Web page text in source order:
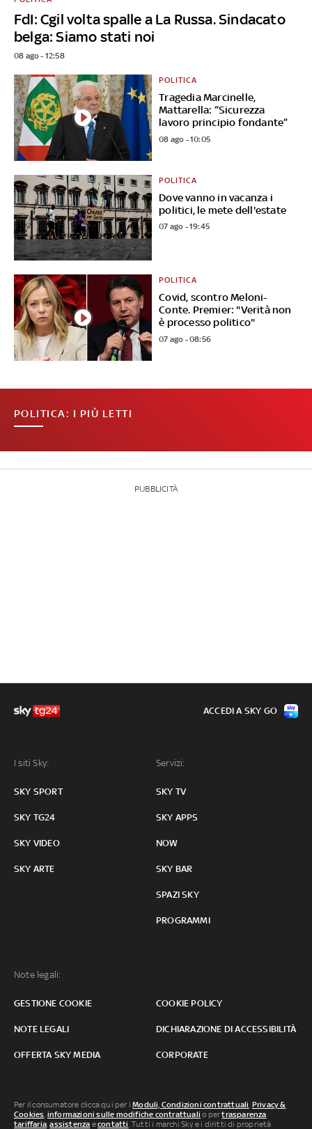
FdI: Cgil volta spalle a La Russa. Sindacato
belga: Siamo stati noi
08 ago - 12:58
Tragedia Marcinelle,
Mattarella: “Sicurezza
lavoro principio fondante”
POLITICA
08 ago - 10:05
Dove vanno in vacanza i
politici, le mete dell'estate
POLITICA
07 ago - 19:45
Covid, scontro Meloni-
Conte. Premier: "Verità non
è processo politico"
POLITICA
07 ago - 08:56
POLITICA: I PIÙ LETTI
PUBBLICITÀ
I siti Sky:
SKY SPORT
SKY TG24
SKY VIDEO
SKY ARTE
Servizi:
SKY TV
SKY APPS
NOW
SKY BAR
SPAZI SKY
PROGRAMMI
Note legali:
GESTIONE COOKIE COOKIE POLICY
NOTE LEGALI DICHIARAZIONE DI ACCESSIBILITÀ
OFFERTA SKY MEDIA CORPORATE
ACCEDI A SKY GO
Per il consumatore clicca qui per iModuli, Condizioni contrattuali, Privacy &
Cookies, informazioni sulle modifiche contrattuali o pertrasparenza
tariffaria,assistenza econtatti. Tutti i marchi Sky e i diritti di proprietà